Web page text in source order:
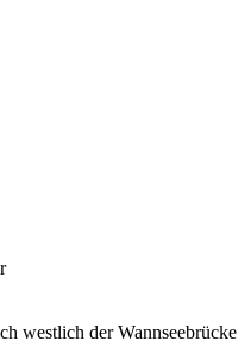
westlich der Wannseebrücke